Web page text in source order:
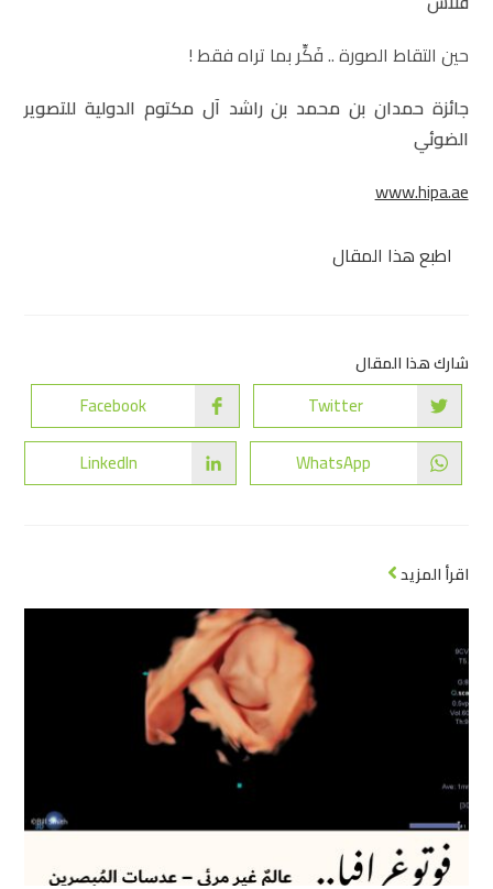
حين التقاط الصورة .. فَكِّر بما تراه فقط !
جائزة حمدان بن محمد بن راشد آل مكتوم الدولية للتصوير
الضوئي
www.hipa.ae
اطبع هذا المقال
شارك هذا المقال
Twitter
Facebook
WhatsApp
LinkedIn
اقرأ المزيد